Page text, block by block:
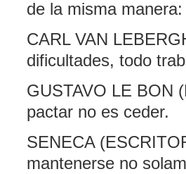
de la misma
CARL VAN
dificultades, todo
GUSTAVO LE BON
pactar no es ceder.
SENECA
mantenerse no